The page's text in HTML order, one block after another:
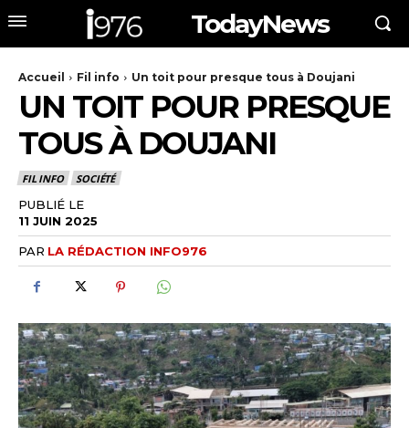
TodayNews
Accueil Fil info Un toit pour presque tous à Doujani
UN TOIT POUR PRESQUE
TOUS À DOUJANI
FIL INFO SOCIÉTÉ
PUBLIÉ LE
11 JUIN 2025
PAR LA RÉDACTION INFO976